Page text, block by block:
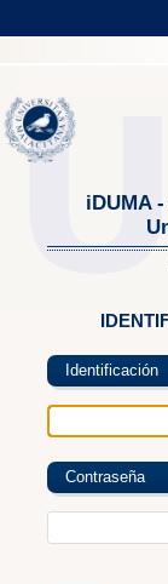
iDUMA
Identificación
Contraseña